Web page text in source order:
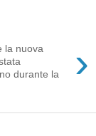
›
la nuova
durante la